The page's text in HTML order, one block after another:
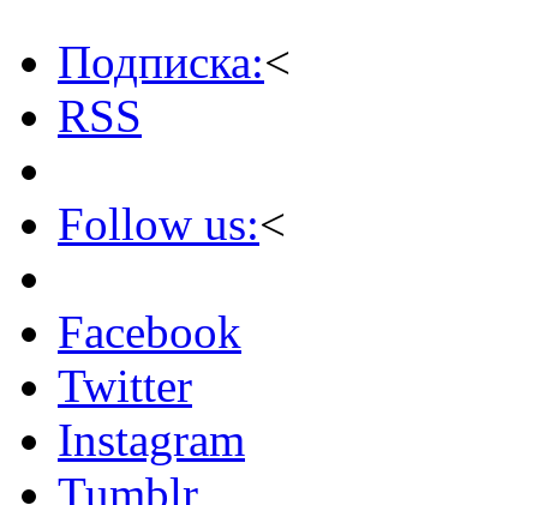
Подписка:<
RSS
Follow us:<
Facebook
Twitter
Instagram
Tumblr